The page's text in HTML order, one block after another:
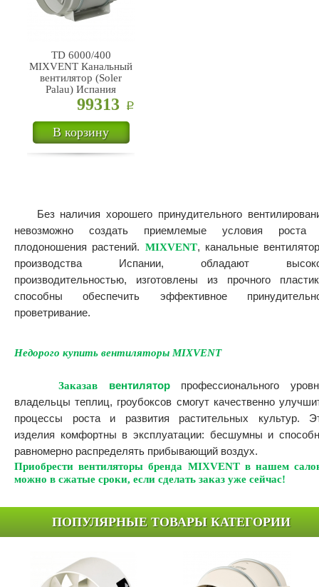
TD 6000/400
MIXVENT Канальный
вентилятор (Soler
Palau) Испания
99313 Р
В корзину
Без наличия хорошего принудительного
невозможно создать приемлемые условия роста
плодоношения растений. MIXVENT, канальные
производства Испании, обладают
производительностью, изготовлены из прочного
способны обеспечить эффективное
проветривание.
Недорого купить вентиляторы MIXVENT
Заказав вентиляторпрофессионального
владельцы теплиц, гроубоксов смогут качественно
процессы роста и развития растительных культур.
изделия комфортны в эксплуатации: бесшумны и
равномерно распределять прибывающий воздух.
Приобрести вентиляторы бренда MIXVENT в нашем
можно в сжатые сроки, если сделать заказ уже сейчас!
ПОПУЛЯРНЫЕ ТОВАРЫ КАТЕГОРИИ